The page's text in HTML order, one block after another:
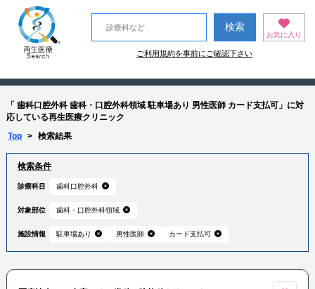
お気に入り
ご利用規約を事前にご確認下さい
「 歯科口腔外科 歯科・口腔外科領域 駐車場あり 男性医師 カード支払可」に対
応している再生医療クリニック
Top > 検索結果
検索条件
診療科目 歯科口腔外科
対象部位 歯科・口腔外科領域
施設情報 駐車場あり 男性医師 カード支払可